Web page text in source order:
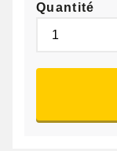
Quantité